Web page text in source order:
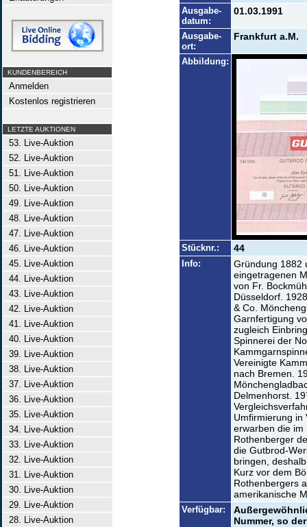
KUNDENBEREICH
Anmelden
Kostenlos registrieren
LETZTE AUKTIONEN
53. Live-Auktion
52. Live-Auktion
51. Live-Auktion
50. Live-Auktion
49. Live-Auktion
48. Live-Auktion
47. Live-Auktion
46. Live-Auktion
45. Live-Auktion
44. Live-Auktion
43. Live-Auktion
42. Live-Auktion
41. Live-Auktion
40. Live-Auktion
39. Live-Auktion
38. Live-Auktion
37. Live-Auktion
36. Live-Auktion
35. Live-Auktion
34. Live-Auktion
33. Live-Auktion
32. Live-Auktion
31. Live-Auktion
30. Live-Auktion
29. Live-Auktion
28. Live-Auktion
Ausgabe-
datum:
01.03.1991
Ausgabe-
ort:
Frankfurt a.M.
Abbildung:
Stücknr.: 44
Info:
Gründung 1882
eingetragenen
von Fr.
Düsseldorf.
& Co.
Garnfertigung
zugleich
Spinnerei der
Vereinigte
nach Bremen.
Delmenhorst.
Umfirmierung in
erwarben die im
Rothenberger
die Gutbrod-
bringen,
Kurz vor dem
Rothenbergers
amerikanische
Verfügbar:
Nummer, so